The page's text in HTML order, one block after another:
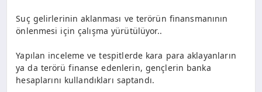
Suç gelirlerinin aklanması ve terörün finansmanının
önlenmesi için çalışma yürütülüyor..
Yapılan inceleme ve tespitlerde kara para aklayanların
ya da terörü finanse edenlerin, gençlerin banka
hesaplarını kullandıkları saptandı.